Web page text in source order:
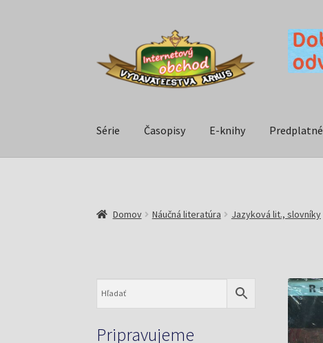
Série Časopisy E-knihy Predplatné
Domov Náučná literatúra Jazyková lit., slovníky
Pripravujeme